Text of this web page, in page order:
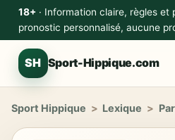
18+· Information claire, règles
pronostic personnalisé, aucune
SH Sport-Hippique.com
Sport Hippique > Lexique >